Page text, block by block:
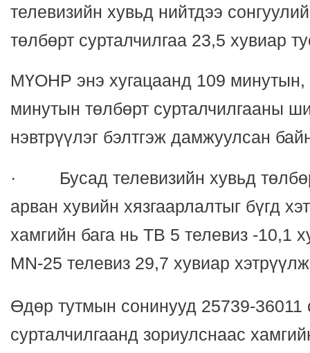
телевизийн хувьд нийтдээ
төлбөрт сурталчилгаа 23,5 хувиар
МҮОНР энэ хугацаанд 109
минутын төлбөрт сурталчилгааны
нэвтрүүлэг бэлтгэж дамжуулсан
· Бусад телевизийн хувьд
арван хувийн хязгаарлалтыг бүгд
хамгийн бага нь ТВ 5 телевиз -10,1
MN-25 телевиз 29,7 хувиар
Өдөр тутмын сонинууд 25739-36011
сурталчилгаанд зориулснаас